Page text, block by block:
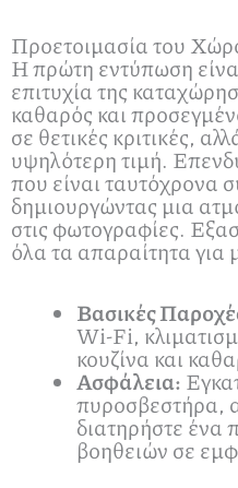
Προετοιμασία του
Η πρώτη εντύπωση
επιτυχία της
καθαρός και
σε θετικές κριτικές,
υψηλότερη τιμή.
που είναι ταυτόχρονα
δημιουργώντας μια
στις φωτογραφίες.
όλα τα απαραίτητα για
Βασικές
Wi-Fi,
κουζίνα και
Ασφάλεια:
πυροσβεστήρα,
διατηρήστε ένα
βοηθειών σε